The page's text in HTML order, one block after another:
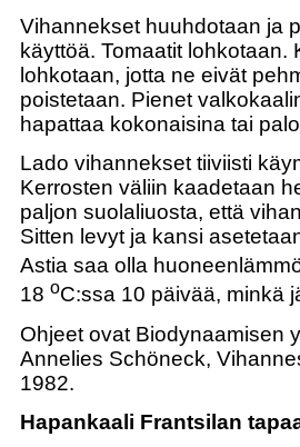
Vihannekset huuhdotaan ja
käyttöä. Tomaatit
lohkotaan, jotta ne eivät
poistetaan. Pienet
hapattaa kokonaisina tai
Lado vihannekset tiiviisti
Kerrosten väliin kaadetaan
paljon suolaliuosta, että
Sitten levyt ja kansi
Astia saa olla
18 oC:ssa 10 päivää, minkä
Ohjeet ovat Biodynaamisen
Annelies Schöneck,
1982.
Hapankaali Frantsilan